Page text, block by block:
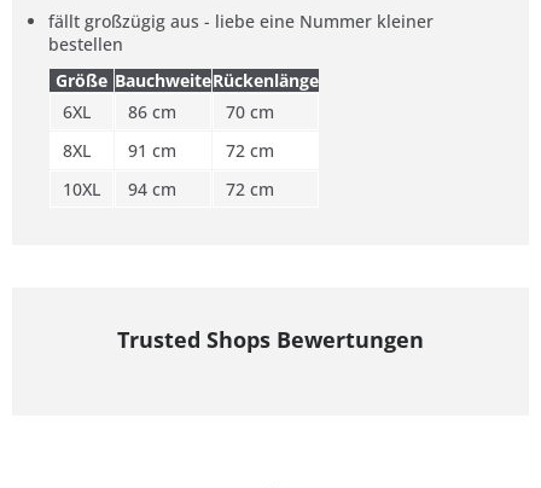
fällt großzügig aus - liebe eine Nummer kleiner
bestellen
Größe BauchweiteRückenlänge
6XL
86 cm
70 cm
8XL
91 cm
72 cm
10XL
94 cm 72 cm
Trusted Shops Bewertungen